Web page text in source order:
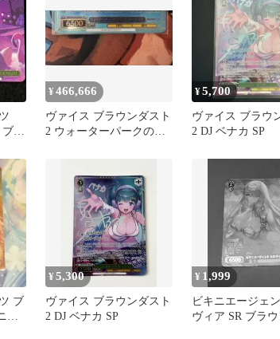
ラ
¥466,666
ヴァイス ブラウンダスト
2 ウォーターパークの女
¥5,700
ヴァイス ブラウ
2 DJ ベナカ SP
ブ
¥5,300
ヴァイス ブラウンダスト
2 DJ ベナカ SP
¥ 1,999
ビキニエージェ
ヴィア SR ブラウ